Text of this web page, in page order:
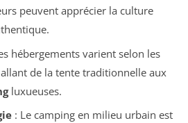
peuvent apprécier la culture
hébergements varient selon les
de la tente traditionnelle aux
luxueuses.
: Le camping en milieu urbain est